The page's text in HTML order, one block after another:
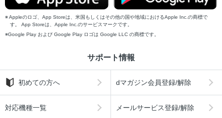
Appleのロゴ、App Storeは、米国もしくはその他の国や地域におけるApple Inc.の商標で
す。 App Storeは、Apple Inc.のサービスマークです。
Google Play および Google Play ロゴは Google LLC の商標です。
サポート情報
初めての方へ dマガジン会員登録/解除
対応機種一覧 メールサービス登録/解除